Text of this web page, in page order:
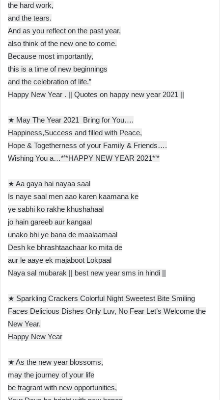
the hard work,
and the tears.
And as you reflect on the past year,
also think of the new one to come.
Because most importantly,
this is a time of new beginnings
and the celebration of life.”
Happy New Year . || Quotes on happy new year 2021 ||
★ May The Year 2021 Bring for You….
Happiness,Success and filled with Peace,
Hope & Togetherness of your Family & Friends….
Wishing You a…*’*HAPPY NEW YEAR 2021*’*
★ Aa gaya hai nayaa saal
Is naye saal men aao karen kaamana ke
ye sabhi ko rakhe khushahaal
jo hain gareeb aur kangaal
unako bhi ye bana de maalaamaal
Desh ke bhrashtaachaar ko mita de
aur le aaye ek majaboot Lokpaal
Naya sal mubarak || best new year sms in hindi ||
★ Sparkling Crackers Colorful Night Sweetest Bite Smiling
Faces Delicious Dishes Only Luv, No Fear Let’s Welcome the
New Year.
Happy New Year
★ As the new year blossoms,
may the journey of your life
be fragrant with new opportunities,